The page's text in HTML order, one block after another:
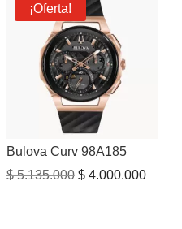
¡Oferta!
Bulova Curv 98A185
$5.135.000 El
$4.000.000El